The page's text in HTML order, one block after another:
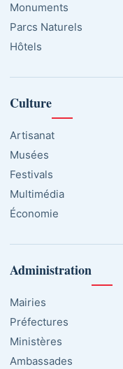
Monuments
Parcs Naturels
Hôtels
Culture
Artisanat
Musées
Festivals
Multimédia
Économie
Administration
Mairies
Préfectures
Ministères
Ambassades